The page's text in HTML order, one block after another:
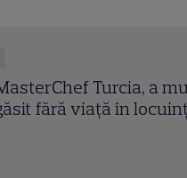
Turcia, a
fără viață în